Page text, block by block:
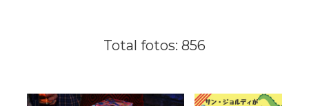
Total fotos: 856